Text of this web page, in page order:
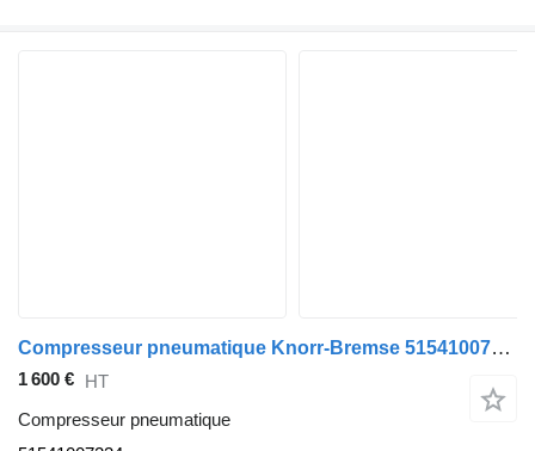
Compresseur pneumatique Knorr-Bremse 51541007234 pour bus MAN
1 600 € HT
Compresseur pneumatique